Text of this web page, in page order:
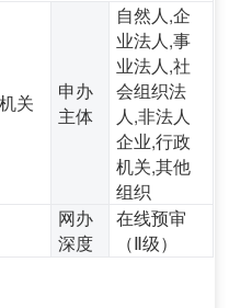
关
申办
主体
自然人,企
业法人,事
业法人,社
会组织法
人,非法人
企业,行政
机关,其他
组织
网办
深度
在线预审
（Ⅱ级）